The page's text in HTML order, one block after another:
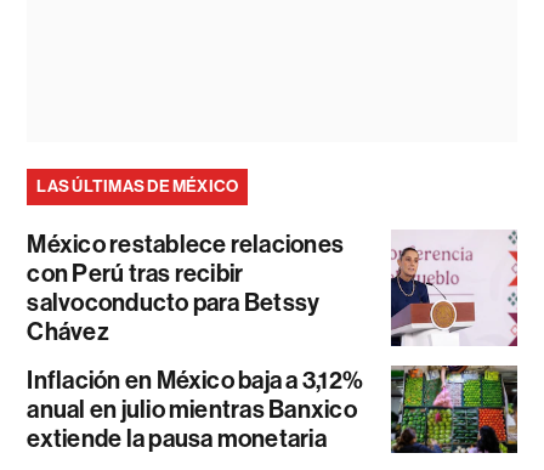
LAS ÚLTIMAS DE MÉXICO
México restablece relaciones
con Perú tras recibir
salvoconducto para Betssy
Chávez
Inflación en México baja a 3,12%
anual en julio mientras Banxico
extiende la pausa monetaria